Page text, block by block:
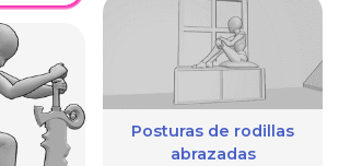
Posturas de rodillas
abrazadas